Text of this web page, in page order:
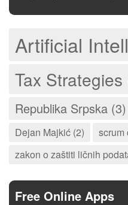
Artificial
Tax Strategies
Republika Srpska (3)
Dejan Majkić (2)
scrum
zakon o zaštiti ličnih
Free Online Apps